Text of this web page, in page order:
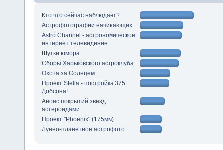
Кто что сейчас наблюдает?
Астрофотографии начинающих
Astro Channel - астрономическое
интернет телевидение
Шутки юмора...
Сборы Харьковского астроклуба
Охота за Солнцем
Проект Stella - постройка 375
Добсона!
Анонс покрытий звезд
астероидами
Проект "Phoenix" (175мм)
Лунно-планетное астрофото